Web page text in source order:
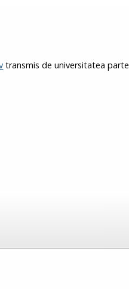
transmis de universitatea